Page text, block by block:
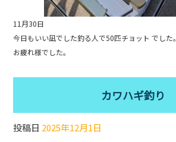
11月30日
今日もいい凪でした釣る人で50匹チョット でした。
お疲れ様でした。
カワハギ釣り
投稿日 2025年12月1日